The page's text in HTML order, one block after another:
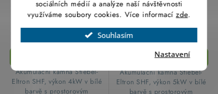
sociálních médií a analýze naší návštěvnosti
využíváme soubory cookies. Více informacízde.
Souhlasím
Nastavení
19 236,95 Kč bez DPH
​ Akumulační kamna Stiebel-
Eltron SHF, výkon 4kW v bílé
barvě s prostorovým
20 780,25 Kč bez DPH
​ Akumulační kamna Stiebel-
Eltron SHF, výkon 5kW v bílé
barvě s prostorovým